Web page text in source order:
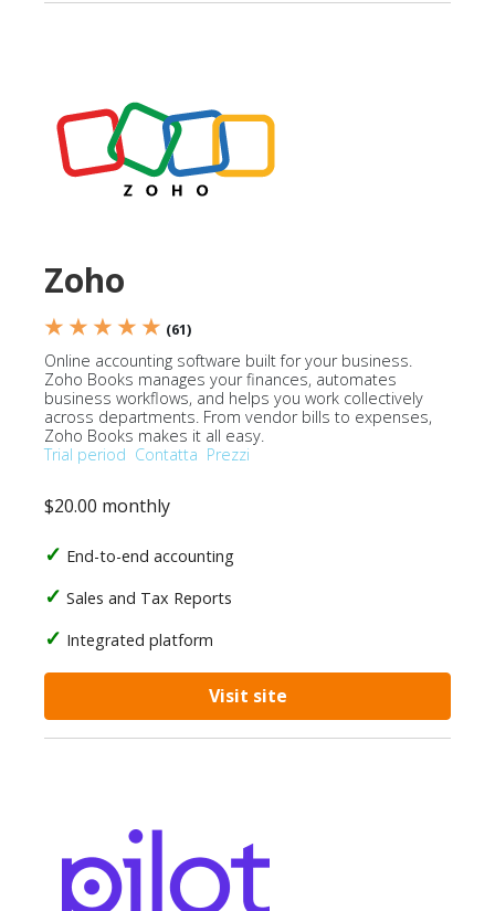
Zoho
★ ★ ★ ★ ★ (61)
Online accounting software built for your business.
Zoho Books manages your finances, automates
business workflows, and helps you work collectively
across departments. From vendor bills to expenses,
Zoho Books makes it all easy.
Trial period Contatta Prezzi
$20.00 monthly
End-to-end accounting
Sales and Tax Reports
Integrated platform
Visit site